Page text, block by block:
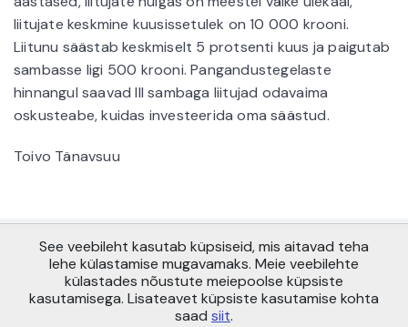
liitujate keskmine kuusissetulek on 10 000 krooni.
Liitunu säästab keskmiselt 5 protsenti kuus ja paigutab
sambasse ligi 500 krooni. Pangandustegelaste
hinnangul saavad III sambaga liitujad odavaima
oskusteabe, kuidas investeerida oma säästud.
Toivo Tänavsuu
Copyright © AS Pensionikeskus 2021
Maakri 19, Tallinn 10145
info@pensionikeskus.ee
Sisukaart
See veebileht kasutab küpsiseid, mis aitavad teha
lehe külastamise mugavamaks. Meie veebilehte
külastades nõustute meiepoolse küpsiste
kasutamisega. Lisateavet küpsiste kasutamise kohta
saad siit.